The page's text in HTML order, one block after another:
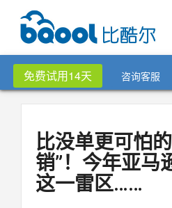
免费试用14天 咨询客服
比没单更可怕
销”！今年亚马
这一雷区……